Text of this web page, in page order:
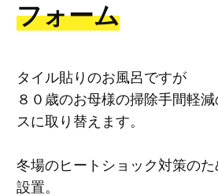
フォーム
タイル貼りのお風呂ですが
８０歳のお母様の掃除手間軽
スに取り替えます。
冬場のヒートショック対策の
設置。